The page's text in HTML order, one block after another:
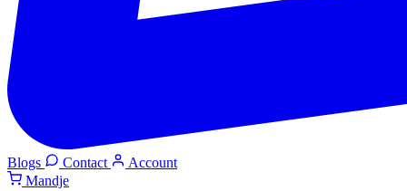
Blogs Contact
Account
Mandje